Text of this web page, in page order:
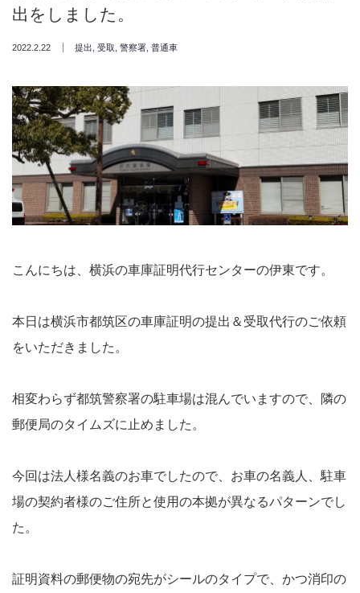
出をしました。
2022.2.22 提出 受取 警察署 普通車
こんにちは、横浜の車庫証明代行センターの伊東です。
本日は横浜市都筑区の車庫証明の提出＆受取代行のご依頼
をいただきました。
相変わらず都筑警察署の駐車場は混んでいますので、隣の
郵便局のタイムズに止めました。
今回は法人様名義のお車でしたので、お車の名義人、駐車
場の契約者様のご住所と使用の本拠が異なるパターンでし
た。
証明資料の郵便物の宛先がシールのタイプで、かつ消印の